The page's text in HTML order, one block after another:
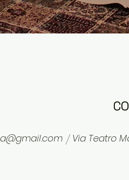
/ Via Teatro